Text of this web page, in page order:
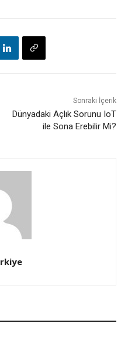
Sonraki İçerik
Dünyadaki Açlık Sorunu IoT
ile Sona Erebilir Mi?